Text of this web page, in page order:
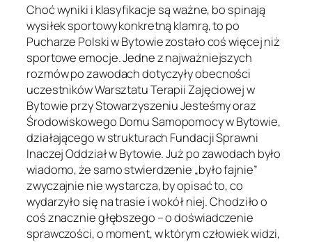
Choć wyniki i klasyfikacje są ważne, bo spinają
wysiłek sportowy konkretną klamrą, to po
Pucharze Polski w Bytowie zostało coś więcej niż
sportowe emocje. Jedne z najważniejszych
rozmów po zawodach dotyczyły obecności
uczestników Warsztatu Terapii Zajęciowej w
Bytowie przy Stowarzyszeniu Jesteśmy oraz
Środowiskowego Domu Samopomocy w Bytowie,
działającego w strukturach Fundacji Sprawni
Inaczej Oddział w Bytowie. Już po zawodach było
wiadomo, że samo stwierdzenie „było fajnie”
zwyczajnie nie wystarcza, by opisać to, co
wydarzyło się na trasie i wokół niej. Chodziło o
coś znacznie głębszego – o doświadczenie
sprawczości, o moment, w którym człowiek widzi,